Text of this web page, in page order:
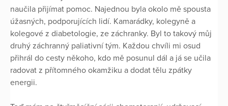
naučila přijímat pomoc. Najednou byla okolo mě spousta
úžasných, podporujících lidí. Kamarádky, kolegyně a
kolegové z diabetologie, ze záchranky. Byl to takový můj
druhý záchranný paliativní tým. Každou chvíli mi osud
přihrál do cesty někoho, kdo mě posunul dál a já se učila
radovat z přítomného okamžiku a dodat tělu zpátky
energii.